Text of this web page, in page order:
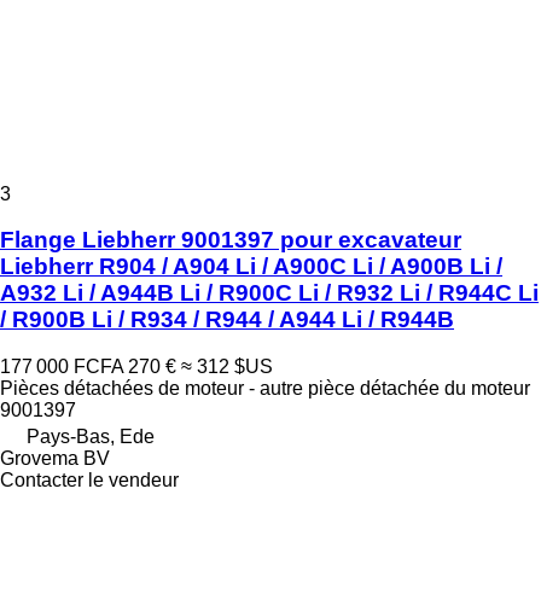
3
Flange Liebherr 9001397 pour excavateur
Liebherr R904 / A904 Li / A900C Li / A900B Li /
A932 Li / A944B Li / R900C Li / R932 Li / R944C Li
/ R900B Li / R934 / R944 / A944 Li / R944B
177 000 FCFA 270 € ≈ 312 $US
Pièces détachées de moteur - autre pièce détachée du moteur
9001397
Pays-Bas, Ede
Grovema BV
Contacter le vendeur